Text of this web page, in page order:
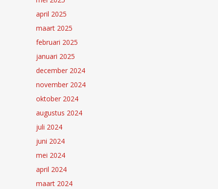
april 2025
maart 2025
februari 2025
januari 2025
december 2024
november 2024
oktober 2024
augustus 2024
juli 2024
juni 2024
mei 2024
april 2024
maart 2024